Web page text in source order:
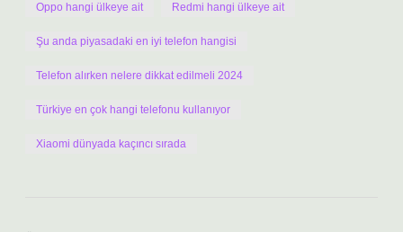
Oppo hangi ülkeye ait Redmi hangi ülkeye ait
Şu anda piyasadaki en iyi telefon hangisi
Telefon alırken nelere dikkat edilmeli 2024
Türkiye en çok hangi telefonu kullanıyor
Xiaomi dünyada kaçıncı sırada